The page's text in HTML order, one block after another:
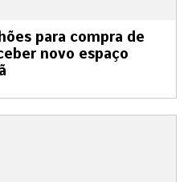
para compra de
novo espaço